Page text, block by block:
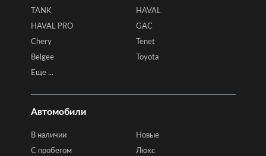
TANK
HAVAL
HAVAL PRO
GAC
Chery
Tenet
Belgee
Toyota
Еще ...
Автомобили
В наличии
Новые
C пробегом
Люкс